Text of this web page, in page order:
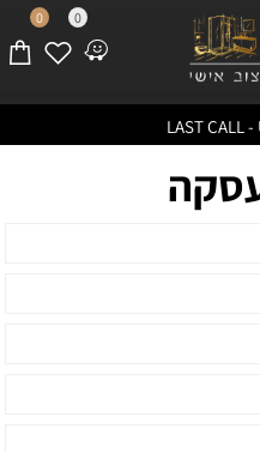
LAST CALL
0 0